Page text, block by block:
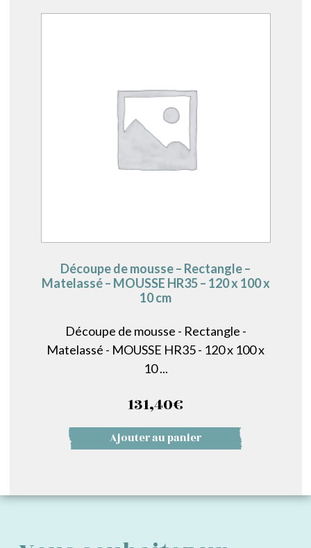
Découpe de mousse – Rectangle –
Matelassé – MOUSSE HR35 – 120 x 100 x
10 cm
Découpe de mousse - Rectangle -
Matelassé - MOUSSE HR35 - 120 x 100 x
10 ...
131,40€
Ajouter au panier